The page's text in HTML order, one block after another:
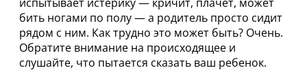
бить ногами по полу — а родитель просто сидит
рядом с ним. Как трудно это может быть? Очень.
Обратите внимание на происходящее и
слушайте, что пытается сказать ваш ребенок.